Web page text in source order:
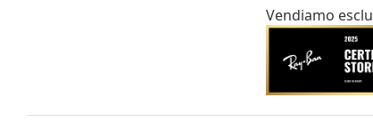
Vendiamo